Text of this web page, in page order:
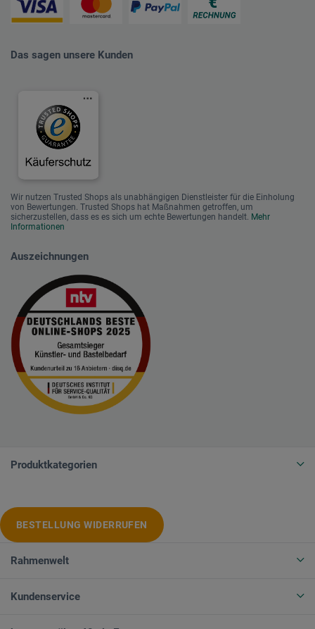
Das sagen unsere Kunden
Wir nutzen Trusted Shops als unabhängigen Dienstleister für die Einholung
von Bewertungen. Trusted Shops hat Maßnahmen getroffen, um
sicherzustellen, dass es es sich um echte Bewertungen handelt. Mehr
Informationen
Auszeichnungen
Produktkategorien
BESTELLUNG WIDERRUFEN
Rahmenwelt
Kundenservice